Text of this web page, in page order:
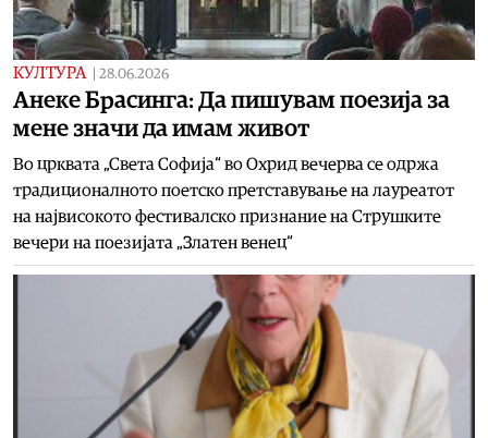
КУЛТУРА 28.06.2026
Анеке Брасинга: Да пишувам поезија за
мене значи да имам живот
Во црквата „Света Софија“ во Охрид вечерва се одржа
традиционалното поетско претставување на лауреатот
на највисокото фестивалско признание на Струшките
вечери на поезијата „Златен венец“